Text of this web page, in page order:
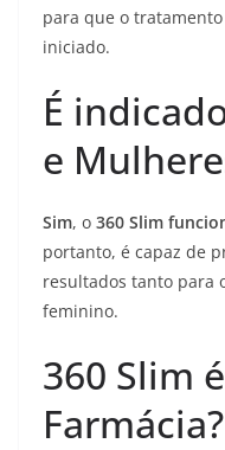
para que o
iniciado.
É
e
Sim, o 360 Slim
portanto, é capaz de
resultados tanto para
feminino.
360 Slim
Farmácia?